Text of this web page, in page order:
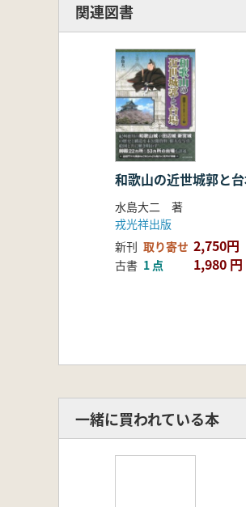
関連図書
和歌山の近世城郭と
水島大二 著
戎光祥出版
新刊 取り寄せ 2,750円
古書 1 点 1,980 円
一緒に買われている本